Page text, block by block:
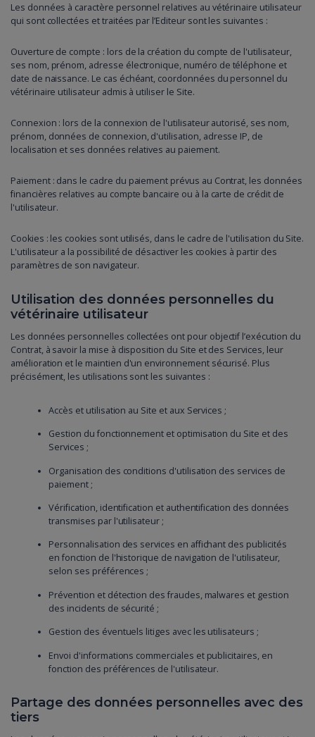
Les données à caractère personnel relatives au vétérinaire utilisateur
qui sont collectées et traitées par l’Editeur sont les suivantes :
Ouverture de compte : lors de la création du compte de l'utilisateur,
ses nom, prénom, adresse électronique, numéro de téléphone et
date de naissance. Le cas échéant, coordonnées du personnel du
vétérinaire utilisateur admis à utiliser le Site.
Connexion : lors de la connexion de l'utilisateur autorisé, ses nom,
prénom, données de connexion, d'utilisation, adresse IP, de
localisation et ses données relatives au paiement.
Paiement : dans le cadre du paiement prévus au Contrat, les données
financières relatives au compte bancaire ou à la carte de crédit de
l'utilisateur.
Cookies : les cookies sont utilisés, dans le cadre de l'utilisation du Site.
L'utilisateur a la possibilité de désactiver les cookies à partir des
paramètres de son navigateur.
Utilisation des données personnelles du
vétérinaire utilisateur
Les données personnelles collectées ont pour objectif l’exécution du
Contrat, à savoir la mise à disposition du Site et des Services, leur
amélioration et le maintien d'un environnement sécurisé. Plus
précisément, les utilisations sont les suivantes :
Accès et utilisation au Site et aux Services ;
Gestion du fonctionnement et optimisation du Site et des
Services ;
Organisation des conditions d'utilisation des services de
paiement ;
Vérification, identification et authentification des données
transmises par l'utilisateur ;
Personnalisation des services en affichant des publicités
en fonction de l'historique de navigation de l'utilisateur,
selon ses préférences ;
Prévention et détection des fraudes, malwares et gestion
des incidents de sécurité ;
Gestion des éventuels litiges avec les utilisateurs ;
Envoi d'informations commerciales et publicitaires, en
fonction des préférences de l'utilisateur.
Partage des données personnelles avec des
tiers